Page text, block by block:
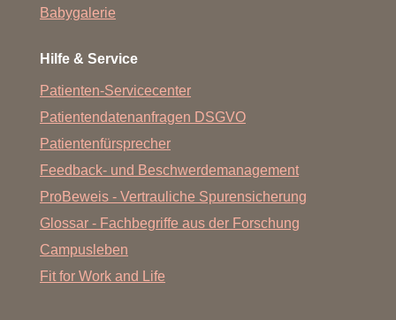
Babygalerie
Hilfe & Service
Patienten-Servicecenter
Patientendatenanfragen DSGVO
Patientenfürsprecher
Feedback- und Beschwerdemanagement
ProBeweis - Vertrauliche Spurensicherung
Glossar - Fachbegriffe aus der Forschung
Campusleben
Fit for Work and Life